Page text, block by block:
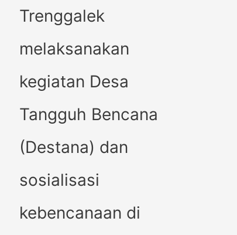
Trenggalek
melaksanakan
kegiatan Desa
Tangguh Bencana
(Destana) dan
sosialisasi
kebencanaan di